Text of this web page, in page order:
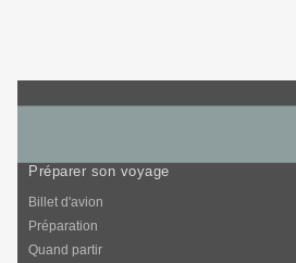
Préparer son voyage
Billet d'avion
Préparation
Quand partir